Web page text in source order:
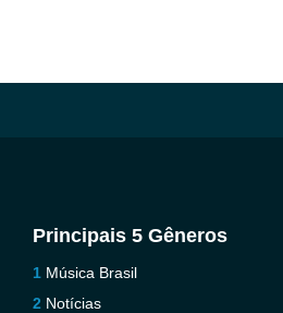
Principais 5 Gêneros
Música Brasil
Notícias